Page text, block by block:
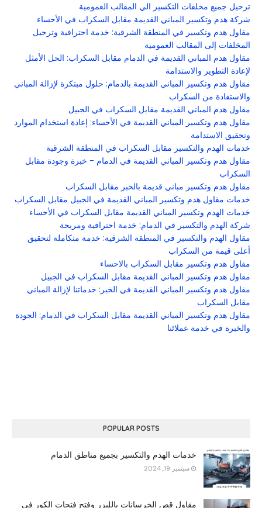
ترحيل جميع مخلفات التكسير الي المقالب العمومية
شركة هدم وتكسير المباني القديمة مقابل السكراب في الأحساء
مقاول هدم وتكسير في المنطقة الشرقية: خدمة احترافية وترحيل
المخلفات إلى المقالب العمومية
مقاول هدم المباني القديمة في الدمام مقابل السكراب: الحل الأمثل
لإعادة التطوير والاستدامة
مقاول هدم وتكسير المباني القديمة بالدمام: حلول مبتكرة لإزالة المباني
والاستفادة من السكراب
مقاول هدم المباني القديمة مقابل السكراب في الجبيل
مقاول هدم وتكسير المباني القديمة في الأحساء: إعادة استخدام الموارد
وتحقيق الاستدامة
خدمات الهدم والتكسير مقابل السكراب في المنطقة الشرقية
مقاول هدم وتكسير المباني القديمة في الدمام - خبرة وجودة مقابل
السكراب
مقاول هدم وتكسير مباني قديمة بالخبر مقابل السكراب
خدمات مقاول هدم وتكسير المباني القديمة في الجبيل مقابل السكراب
خدمات الهدم وتكسير المباني القديمة مقابل السكراب في الأحساء
شركة الهدم والتكسير في الدمام: خدمة احترافية ومربحة
مقاول الهدم والتكسير في المنطقة الشرقية: خدمة متكاملة لتحقيق
أعلى قيمة من السكراب
مقاول هدم وتكسير مقابل السكراب بالاحساء
مقاول هدم وتكسير المباني القديمة مقابل السكراب في الجبيل
مقاول هدم وتكسير المباني القديمة في الخبر: خدماتنا لإزالة المباني
مقابل السكراب
مقاول هدم وتكسير المباني القديمة مقابل السكراب في الدمام: الجودة
والخبرة في خدمة عملائنا
POPULAR POSTS
خدمات الهدم والتكسير بجميع مناطق الدمام
سبتمبر 19, 2024
مقاول قص الخرسانات بالليزر وفتح فتحات الكور في